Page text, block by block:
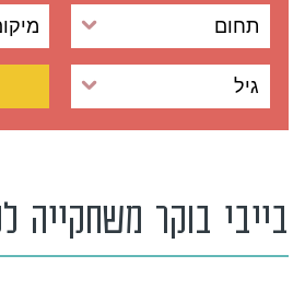
תחום
גיל
בייבי בוקר משחקייה